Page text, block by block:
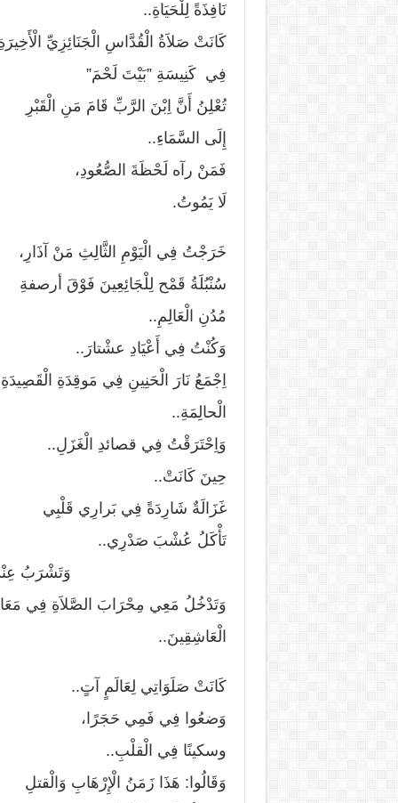
نَافِذَةً لِلْحَيَاةِ..
كَانَتْ صَلاَةُ الْقُدَّاسِ الْجَنَائِزِيِّ
فِي كَنِيسَةِ ”بَيْتَ لَحْمَ”
تُعْلِنُ أَنَّ اِبْنَ الرَّبِّ قَامَ مَنِ الْقَبْرِ
إِلَى السَّمَاءِ..
فَمَنْ رآه لَحْظَةَ الصُّعُودِ،
لَا يَمُوتُ.
خَرَجْتُ فِي الْيَوْمِ الثَّالِثِ مَنْ آذَارِ،
سُنْبُلَةُ قَمْح لِلْجَائِعِينَ فَوْقَ أرصفةِ
مُدُنِ الْعَالِمِ..
وَكُنْتُ فِي أَعْيَادِ عشْتارَ..
اِجْمَعُ نَارَ الْحَنِينِ فِي مَوقِدَةِ الْقَصِيدَةِ
الْحالِمَةِ..
وَاِحْتَرَقْتُ فِي قصائدِ الْغَزَلِ..
حِينَ كَانَتْ..
غَزَالَةٌ شَارِدَةً فِي بَرارِي قَلْبِي
تَأْكَلُ
وَتَشْرَبُ عِنْدَ
وَتَدْخُلُ مَعِي مِحْرَابَ الصَّلاَةِ فِي
الْعَاشِقِينَ..
كَانَتْ صَلَوَاتِي لِعَالَمٍ آتٍ..
وَضعُوا فِي فَمِي حَجَرًا،
وسكينًا فِي الْقلْبِ..
وَقَالُوا: هَذَا زَمَنُ الْإِرْهَابِ وَالْقتلِ